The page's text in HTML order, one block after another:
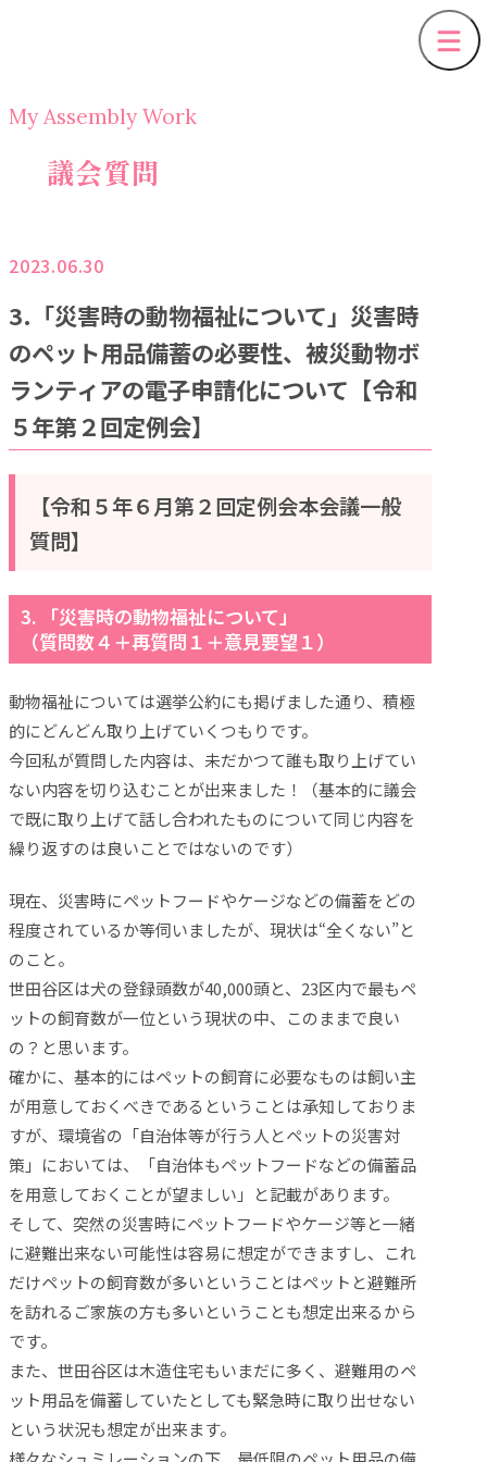
My Assembly Work
議会質問
2023.06.30
3.「災害時の動物福祉について」災害時
のペット用品備蓄の必要性、被災動物ボ
ランティアの電子申請化について【令和
５年第２回定例会】
【令和５年６月第２回定例会本会議一般
質問】
3. 「災害時の動物福祉について」
（質問数４＋再質問１＋意見要望１）
動物福祉については選挙公約にも掲げました通り、積極
的にどんどん取り上げていくつもりです。
今回私が質問した内容は、未だかつて誰も取り上げてい
ない内容を切り込むことが出来ました！（基本的に議会
で既に取り上げて話し合われたものについて同じ内容を
繰り返すのは良いことではないのです）
現在、災害時にペットフードやケージなどの備蓄をどの
程度されているか等伺いましたが、現状は“全くない”と
のこと。
世田谷区は犬の登録頭数が40,000頭と、23区内で最もペ
ットの飼育数が一位という現状の中、このままで良い
の？と思います。
確かに、基本的にはペットの飼育に必要なものは飼い主
が用意しておくべきであるということは承知しておりま
すが、環境省の「自治体等が行う人とペットの災害対
策」においては、「自治体もペットフードなどの備蓄品
を用意しておくことが望ましい」と記載があります。
そして、突然の災害時にペットフードやケージ等と一緒
に避難出来ない可能性は容易に想定ができますし、これ
だけペットの飼育数が多いということはペットと避難所
を訪れるご家族の方も多いということも想定出来るから
です。
また、世田谷区は木造住宅もいまだに多く、避難用のペ
ット用品を備蓄していたとしても緊急時に取り出せない
という状況も想定が出来ます。